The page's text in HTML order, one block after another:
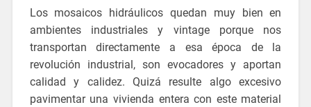
Los mosaicos hidráulicos quedan muy bien en
ambientes industriales y vintage porque nos
transportan directamente a esa época de la
revolución industrial, son evocadores y aportan
calidad y calidez. Quizá resulte algo excesivo
pavimentar una vivienda entera con este material